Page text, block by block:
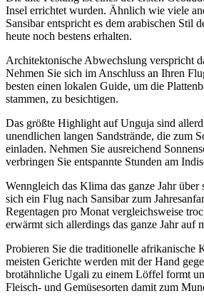
Insel errichtet wurden. Ähnlich wie viele
Sansibar entspricht es dem arabischen Stil
heute noch bestens erhalten.
Architektonische Abwechslung verspricht
Nehmen Sie sich im Anschluss an Ihren
besten einen lokalen Guide, um die
stammen, zu besichtigen.
Das größte Highlight auf Unguja sind
unendlichen langen Sandstrände, die zum
einladen. Nehmen Sie ausreichend
verbringen Sie entspannte Stunden am
Wenngleich das Klima das ganze Jahr
sich ein Flug nach Sansibar zum
Regentagen pro Monat vergleichsweise
erwärmt sich allerdings das ganze Jahr auf
Probieren Sie die traditionelle afrikanische
meisten Gerichte werden mit der Hand
brotähnliche Ugali zu einem Löffel formt
Fleisch- und Gemüsesorten damit zum